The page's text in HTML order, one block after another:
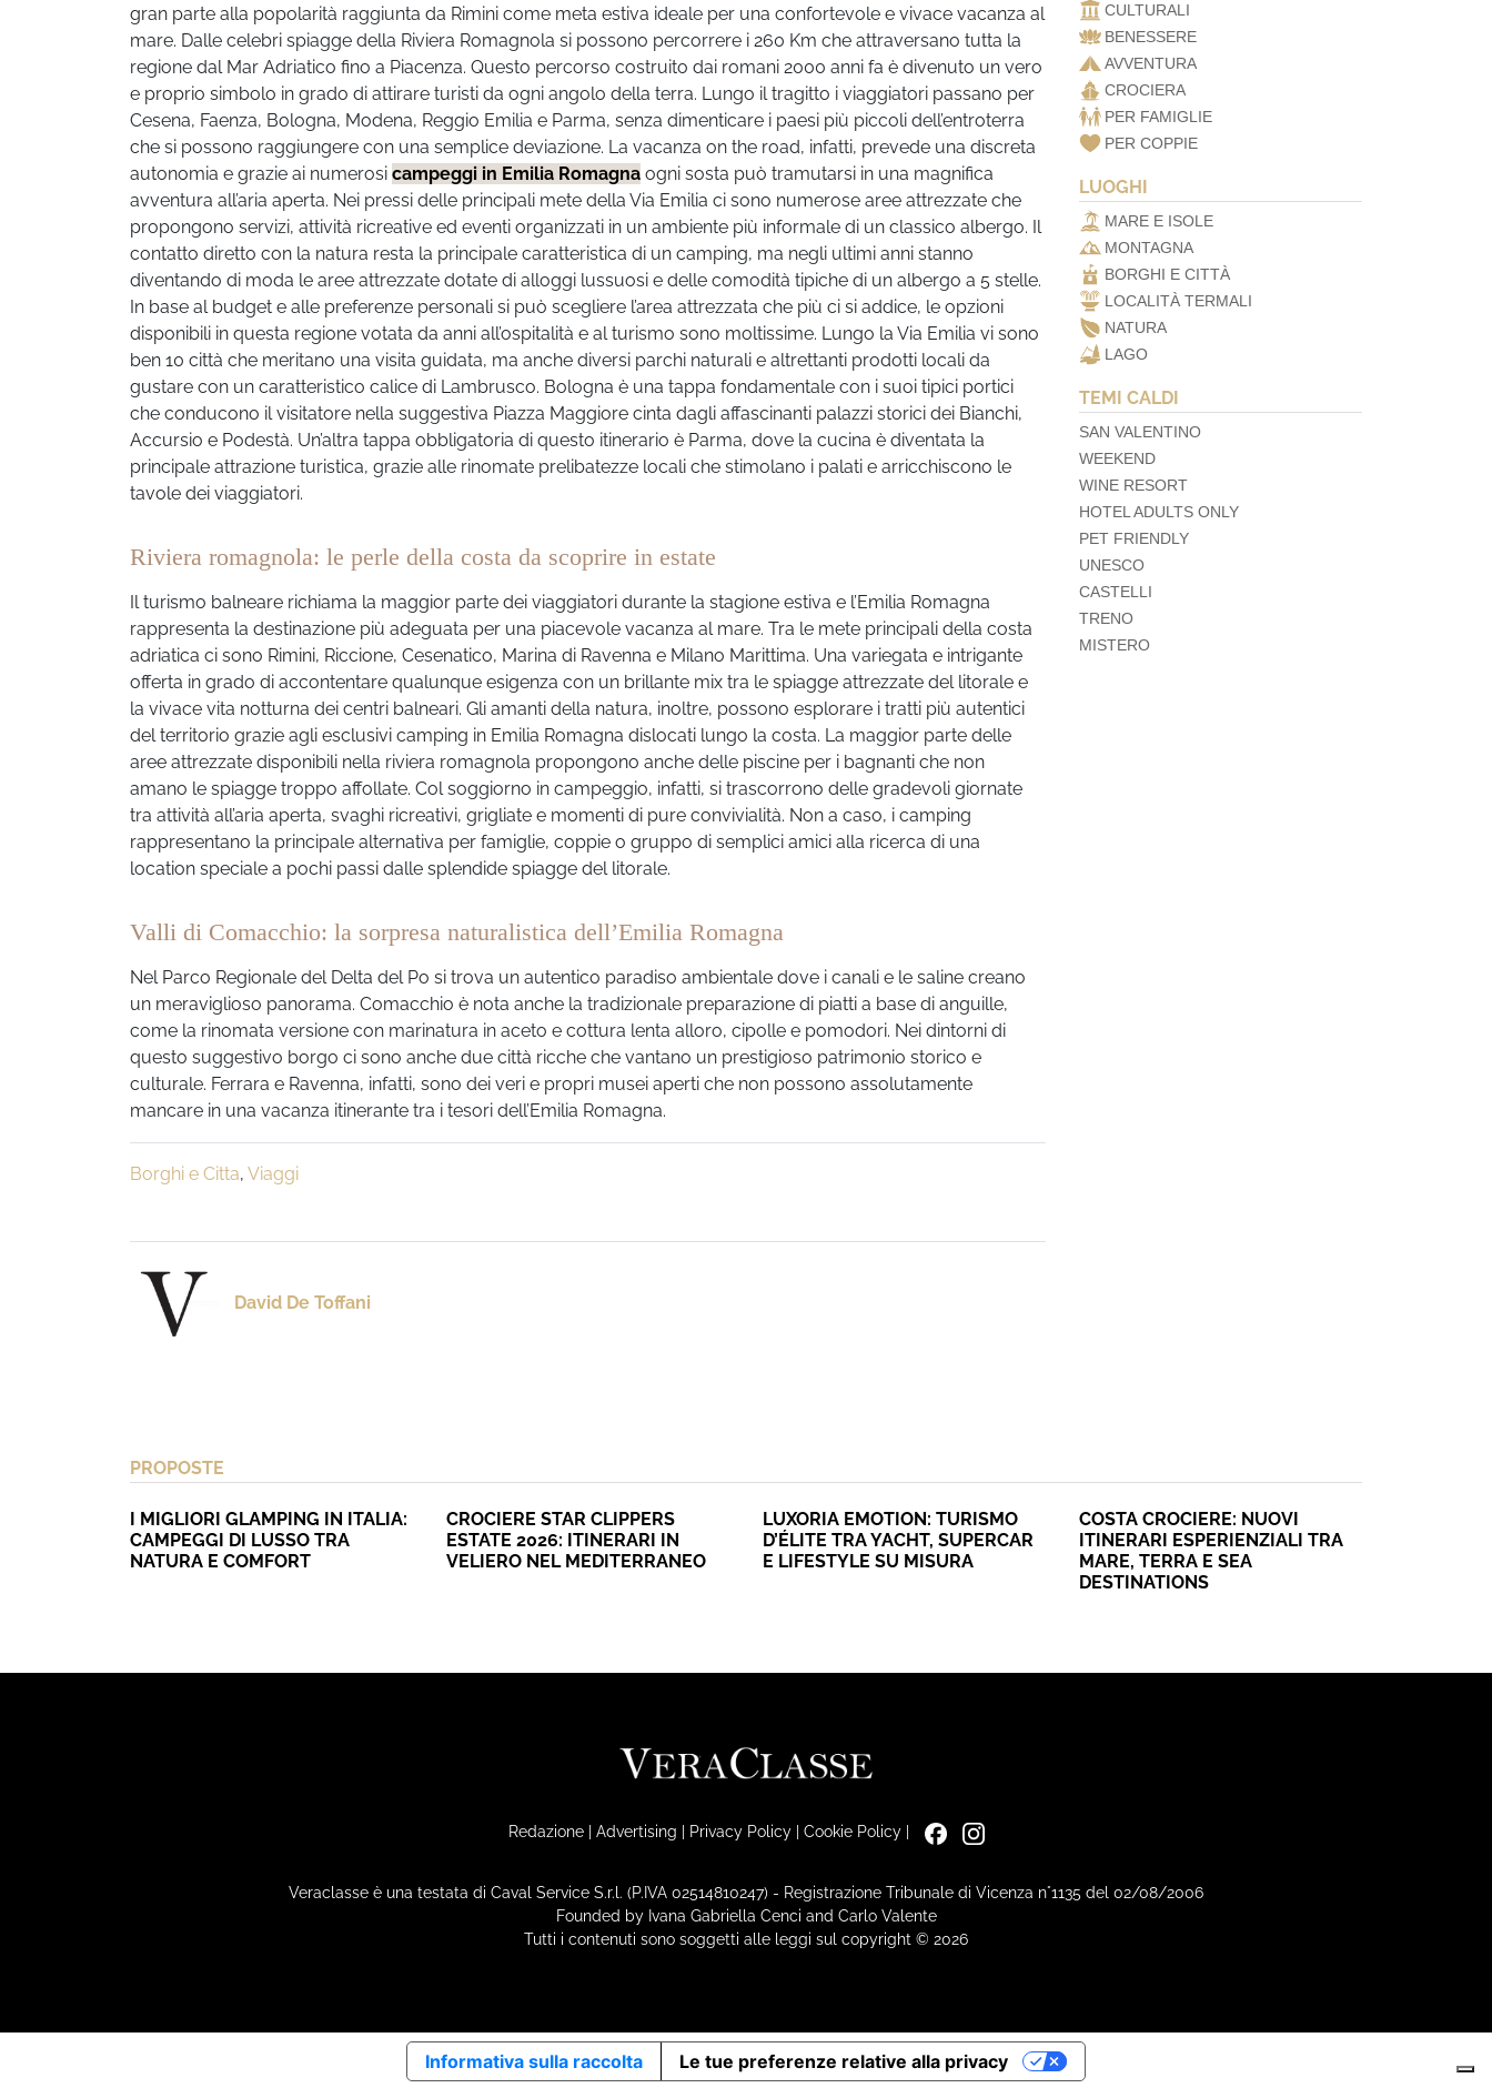
gran parte alla popolarità raggiunta da Rimini come meta estiva ideale per una confortevole e vivace vacanza al
mare. Dalle celebri spiagge della Riviera Romagnola si possono percorrere i 260 Km che attraversano tutta la
regione dal Mar Adriatico fino a Piacenza. Questo percorso costruito dai romani 2000 anni fa è divenuto un vero
e proprio simbolo in grado di attirare turisti da ogni angolo della terra. Lungo il tragitto i viaggiatori passano per
Cesena, Faenza, Bologna, Modena, Reggio Emilia e Parma, senza dimenticare i paesi più piccoli dell’entroterra
che si possono raggiungere con una semplice deviazione. La vacanza on the road, infatti, prevede una discreta
autonomia e grazie ai numerosi campeggi in Emilia Romagna ogni sosta può tramutarsi in una magnifica
avventura all’aria aperta. Nei pressi delle principali mete della Via Emilia ci sono numerose aree attrezzate che
propongono servizi, attività ricreative ed eventi organizzati in un ambiente più informale di un classico albergo. Il
contatto diretto con la natura resta la principale caratteristica di un camping, ma negli ultimi anni stanno
diventando di moda le aree attrezzate dotate di alloggi lussuosi e delle comodità tipiche di un albergo a 5 stelle.
In base al budget e alle preferenze personali si può scegliere l’area attrezzata che più ci si addice, le opzioni
disponibili in questa regione votata da anni all’ospitalità e al turismo sono moltissime. Lungo la Via Emilia vi sono
ben 10 città che meritano una visita guidata, ma anche diversi parchi naturali e altrettanti prodotti locali da
gustare con un caratteristico calice di Lambrusco. Bologna è una tappa fondamentale con i suoi tipici portici
che conducono il visitatore nella suggestiva Piazza Maggiore cinta dagli affascinanti palazzi storici dei Bianchi,
Accursio e Podestà. Un’altra tappa obbligatoria di questo itinerario è Parma, dove la cucina è diventata la
principale attrazione turistica, grazie alle rinomate prelibatezze locali che stimolano i palati e arricchiscono le
tavole dei viaggiatori.
Riviera romagnola: le perle della costa da scoprire in estate
Il turismo balneare richiama la maggior parte dei viaggiatori durante la stagione estiva e l’Emilia Romagna
rappresenta la destinazione più adeguata per una piacevole vacanza al mare. Tra le mete principali della costa
adriatica ci sono Rimini, Riccione, Cesenatico, Marina di Ravenna e Milano Marittima. Una variegata e intrigante
offerta in grado di accontentare qualunque esigenza con un brillante mix tra le spiagge attrezzate del litorale e
la vivace vita notturna dei centri balneari. Gli amanti della natura, inoltre, possono esplorare i tratti più autentici
del territorio grazie agli esclusivi camping in Emilia Romagna dislocati lungo la costa. La maggior parte delle
aree attrezzate disponibili nella riviera romagnola propongono anche delle piscine per i bagnanti che non
amano le spiagge troppo affollate. Col soggiorno in campeggio, infatti, si trascorrono delle gradevoli giornate
tra attività all’aria aperta, svaghi ricreativi, grigliate e momenti di pure convivialità. Non a caso, i camping
rappresentano la principale alternativa per famiglie, coppie o gruppo di semplici amici alla ricerca di una
location speciale a pochi passi dalle splendide spiagge del litorale.
Valli di Comacchio: la sorpresa naturalistica dell’Emilia Romagna
Nel Parco Regionale del Delta del Po si trova un autentico paradiso ambientale dove i canali e le saline creano
un meraviglioso panorama. Comacchio è nota anche la tradizionale preparazione di piatti a base di anguille,
come la rinomata versione con marinatura in aceto e cottura lenta alloro, cipolle e pomodori. Nei dintorni di
questo suggestivo borgo ci sono anche due città ricche che vantano un prestigioso patrimonio storico e
culturale. Ferrara e Ravenna, infatti, sono dei veri e propri musei aperti che non possono assolutamente
mancare in una vacanza itinerante tra i tesori dell’Emilia Romagna.
Borghi e Citta, Viaggi
David De Toffani
CULTURALI
BENESSERE
AVVENTURA
CROCIERA
PER FAMIGLIE
PER COPPIE
LUOGHI
MARE E ISOLE
MONTAGNA
BORGHI E CITTÀ
LOCALITÀ TERMALI
NATURA
LAGO
TEMI CALDI
SAN VALENTINO
WEEKEND
WINE RESORT
HOTEL ADULTS ONLY
PET FRIENDLY
UNESCO
CASTELLI
TRENO
MISTERO
PROPOSTE
I MIGLIORI GLAMPING IN ITALIA:
CAMPEGGI DI LUSSO TRA
NATURA E COMFORT
CROCIERE STAR CLIPPERS
ESTATE 2026: ITINERARI IN
VELIERO NEL MEDITERRANEO
LUXORIA EMOTION: TURISMO
D’ÉLITE TRA YACHT, SUPERCAR
E LIFESTYLE SU MISURA
COSTA CROCIERE: NUOVI
ITINERARI ESPERIENZIALI TRA
MARE, TERRA E SEA
DESTINATIONS
Redazione| Advertising | Privacy Policy| Cookie Policy|
Veraclasse è una testata di Caval Service S.r.l. (P.IVA 02514810247) - Registrazione Tribunale di Vicenza n°1135 del 02/08/2006
Founded by Ivana Gabriella Cenci and Carlo Valente
Tutti i contenuti sono soggetti alle leggi sul copyright © 2026
Informativa sulla raccolta Le tue preferenze relative alla privacy